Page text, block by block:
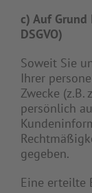
c) Auf
DSGVO)
Soweit Sie
Ihrer
Zwecke
persönlich
gegeben.
Eine erteilte